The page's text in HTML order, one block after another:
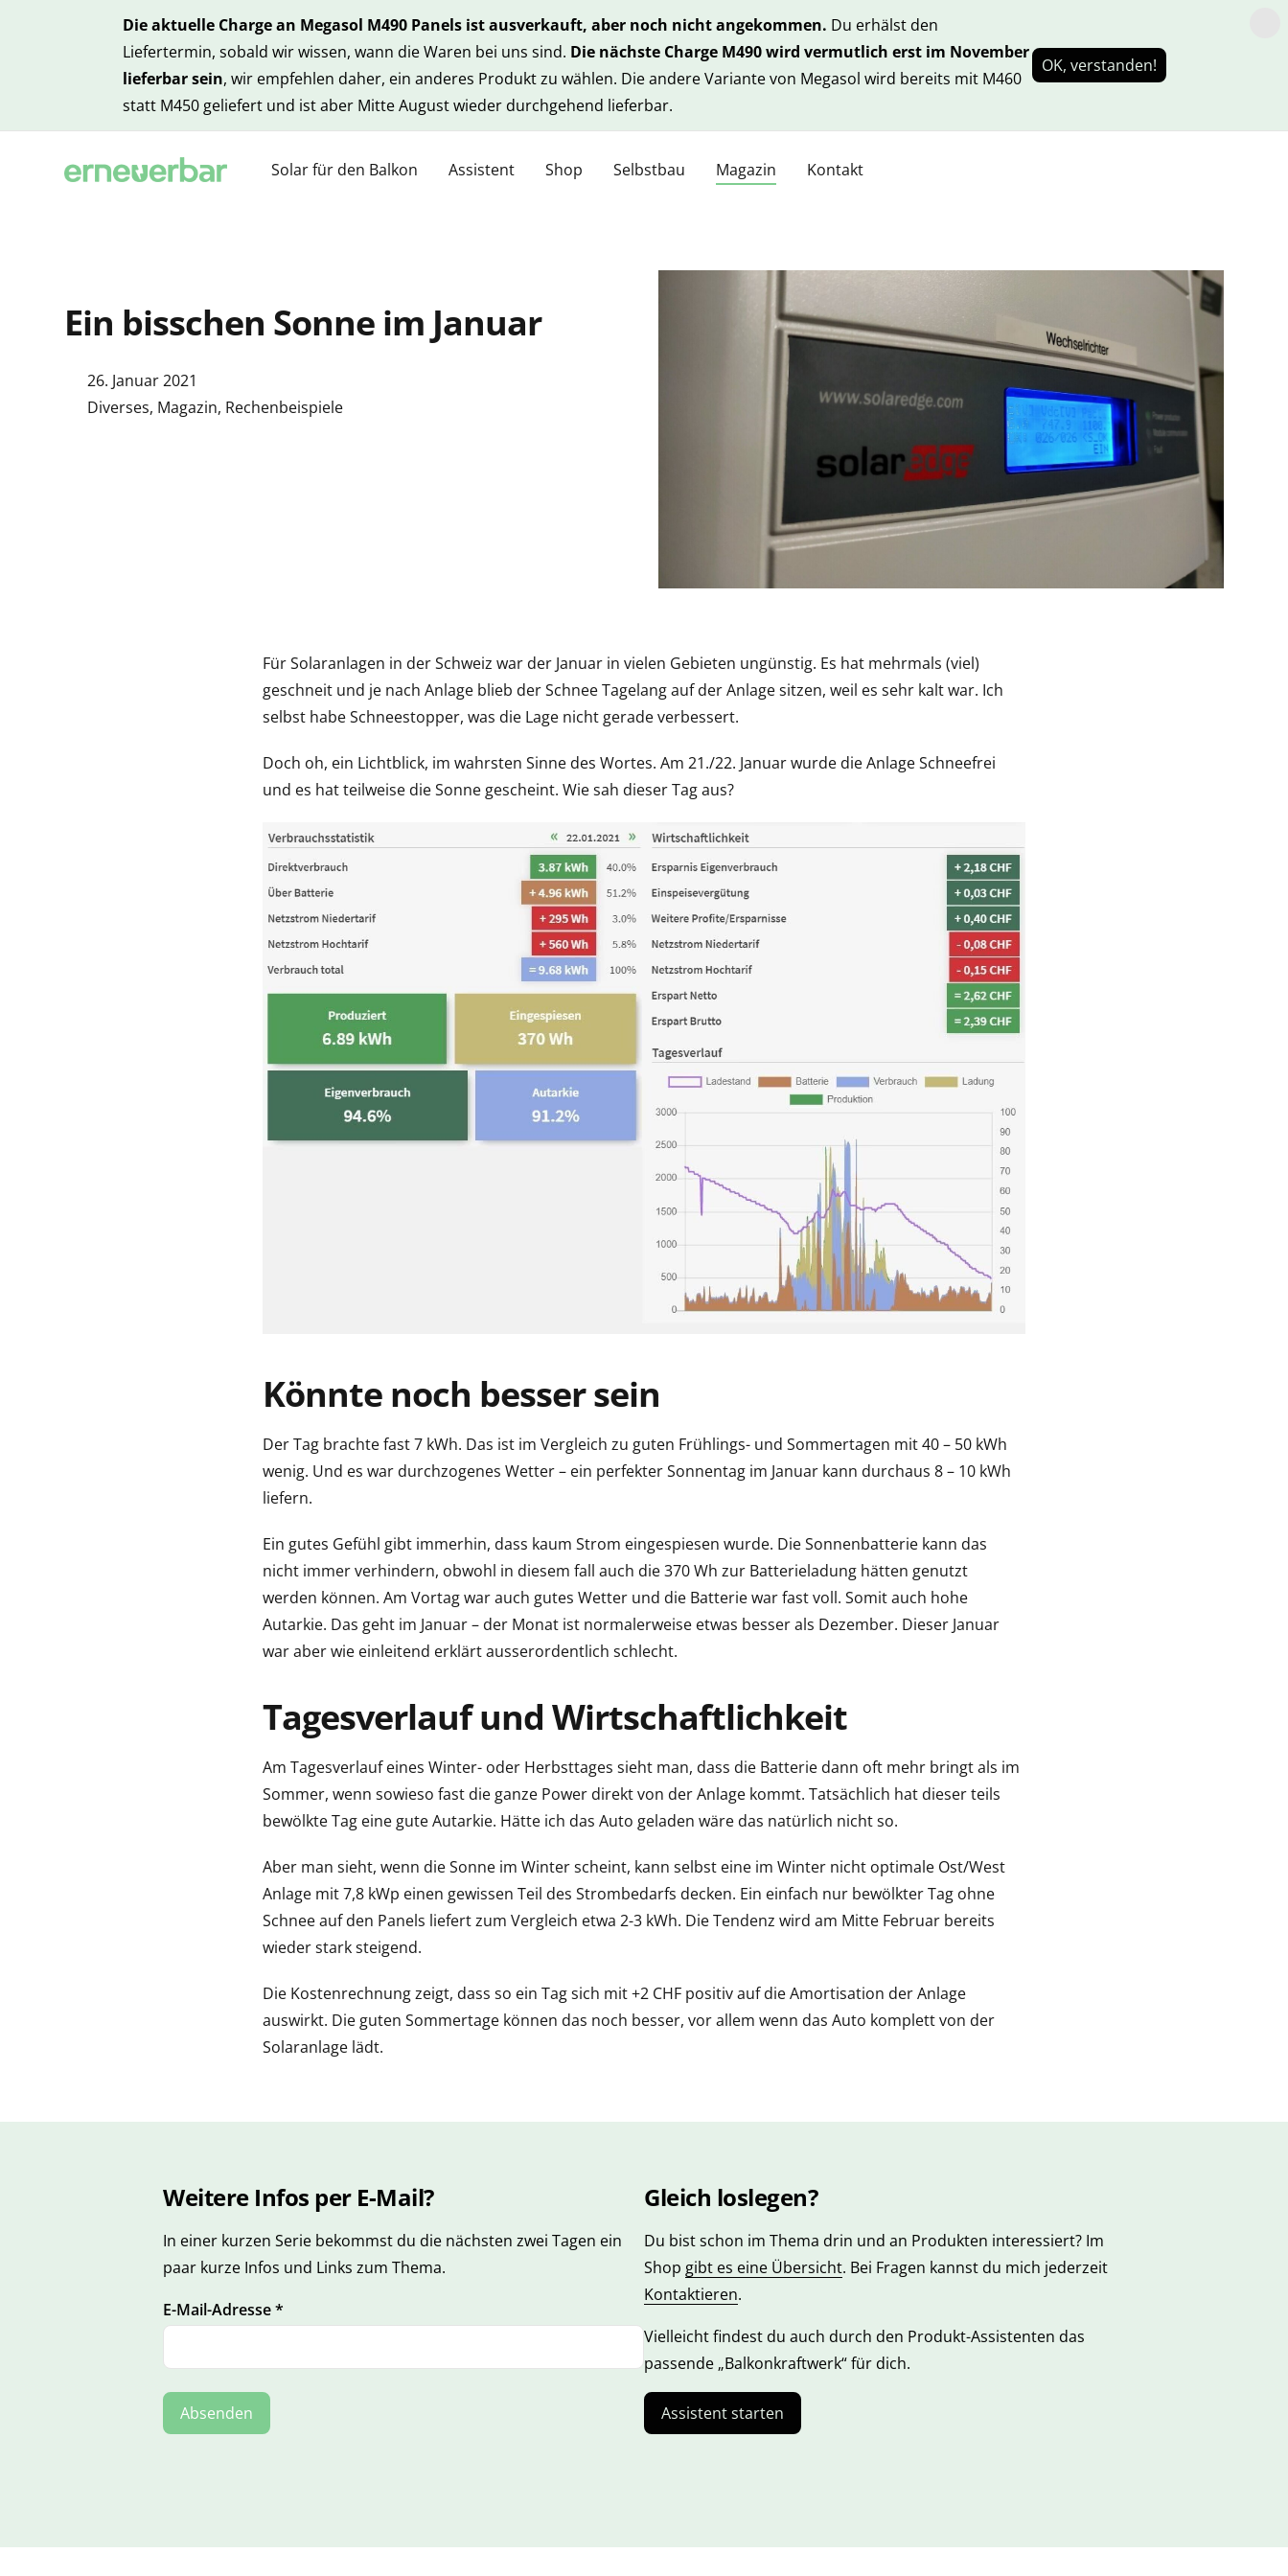
Die aktuelle Charge an Megasol M490 Panels ist ausverkauft, aber noch nicht angekommen. Du erhälst den
Liefertermin, sobald wir wissen, wann die Waren bei uns sind. Die nächste Charge M490 wird vermutlich erst im November
lieferbar sein, wir empfehlen daher, ein anderes Produkt zu wählen. Die andere Variante von Megasol wird bereits mit M460
statt M450 geliefert und ist aber Mitte August wieder durchgehend lieferbar.
OK, verstanden!
Solar für den Balkon Assistent Shop Selbstbau Magazin Kontakt
Ein bisschen Sonne im Januar
26. Januar 2021
Diverses, Magazin, Rechenbeispiele
Für Solaranlagen in der Schweiz war der Januar in vielen Gebieten ungünstig. Es hat mehrmals (viel)
geschneit und je nach Anlage blieb der Schnee Tagelang auf der Anlage sitzen, weil es sehr kalt war. Ich
selbst habe Schneestopper, was die Lage nicht gerade verbessert.
Doch oh, ein Lichtblick, im wahrsten Sinne des Wortes. Am 21./22. Januar wurde die Anlage Schneefrei
und es hat teilweise die Sonne gescheint. Wie sah dieser Tag aus?
Könnte noch besser sein
Der Tag brachte fast 7 kWh. Das ist im Vergleich zu guten Frühlings- und Sommertagen mit 40 – 50 kWh
wenig. Und es war durchzogenes Wetter – ein perfekter Sonnentag im Januar kann durchaus 8 – 10 kWh
liefern.
Ein gutes Gefühl gibt immerhin, dass kaum Strom eingespiesen wurde. Die Sonnenbatterie kann das
nicht immer verhindern, obwohl in diesem fall auch die 370 Wh zur Batterieladung hätten genutzt
werden können. Am Vortag war auch gutes Wetter und die Batterie war fast voll. Somit auch hohe
Autarkie. Das geht im Januar – der Monat ist normalerweise etwas besser als Dezember. Dieser Januar
war aber wie einleitend erklärt ausserordentlich schlecht.
Tagesverlauf und Wirtschaftlichkeit
Am Tagesverlauf eines Winter- oder Herbsttages sieht man, dass die Batterie dann oft mehr bringt als im
Sommer, wenn sowieso fast die ganze Power direkt von der Anlage kommt. Tatsächlich hat dieser teils
bewölkte Tag eine gute Autarkie. Hätte ich das Auto geladen wäre das natürlich nicht so.
Aber man sieht, wenn die Sonne im Winter scheint, kann selbst eine im Winter nicht optimale Ost/West
Anlage mit 7,8 kWp einen gewissen Teil des Strombedarfs decken. Ein einfach nur bewölkter Tag ohne
Schnee auf den Panels liefert zum Vergleich etwa 2-3 kWh. Die Tendenz wird am Mitte Februar bereits
wieder stark steigend.
Die Kostenrechnung zeigt, dass so ein Tag sich mit +2 CHF positiv auf die Amortisation der Anlage
auswirkt. Die guten Sommertage können das noch besser, vor allem wenn das Auto komplett von der
Solaranlage lädt.
Weitere Infos per E-Mail?
In einer kurzen Serie bekommst du die nächsten zwei Tagen ein
paar kurze Infos und Links zum Thema.
E-Mail-Adresse*
Gleich loslegen?
Du bist schon im Thema drin und an Produkten interessiert? Im
Shop gibt es eine Übersicht. Bei Fragen kannst du mich jederzeit
Kontaktieren.
Vielleicht findest du auch durch den Produkt-Assistenten das
passende „Balkonkraftwerk“ für dich.
Assistent starten